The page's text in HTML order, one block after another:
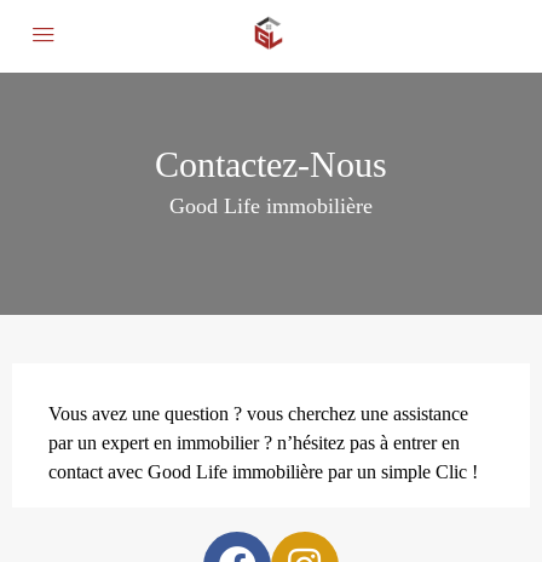
Contactez-Nous
Good Life immobilière
Vous avez une question ? vous cherchez une assistance
par un expert en immobilier ? n’hésitez pas à entrer en
contact avec Good Life immobilière par un simple Clic !